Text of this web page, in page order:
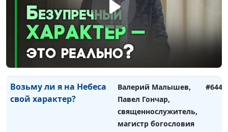
магистр богословия
Зачем нужен
священник?
Валерий Малышев,
Павел Гончар,
священнослужитель,
магистр богословия
#645
Возьму ли я на Небеса
свой характер?
Валерий Малышев,
Павел Гончар,
священнослужитель,
магистр богословия
#644